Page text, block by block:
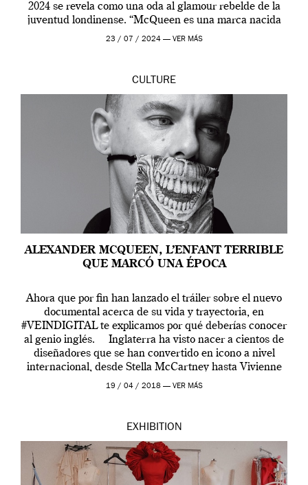
2024 se revela como una oda al glamour rebelde de la
juventud londinense. “McQueen es una marca nacida
en Londres y siempre ha […]
23 / 07 / 2024 — VER MÁS
CULTURE
ALEXANDER MCQUEEN, L’ENFANT TERRIBLE
QUE MARCÓ UNA ÉPOCA
Ahora que por fin han lanzado el tráiler sobre el nuevo
documental acerca de su vida y trayectoria, en
#VEINDIGITAL te explicamos por qué deberías conocer
al genio inglés. Inglaterra ha visto nacer a cientos de
diseñadores que se han convertido en icono a nivel
internacional, desde Stella McCartney hasta Vivienne
Westwood pasando […]
19 / 04 / 2018 — VER MÁS
EXHIBITION